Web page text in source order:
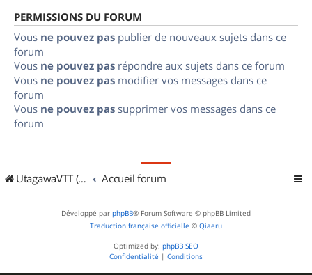
PERMISSIONS DU FORUM
Vous ne pouvez pas publier de nouveaux sujets dans ce
forum
Vous ne pouvez pas répondre aux sujets dans ce forum
Vous ne pouvez pas modifier vos messages dans ce
forum
Vous ne pouvez pas supprimer vos messages dans ce
forum
UtagawaVTT (Randos VTT et VTTAE avec traces GPS) Accueil forum
Développé par phpBB® Forum Software © phpBB Limited
Traduction française officielle © Qiaeru
Optimized by: phpBB SEO
Confidentialité | Conditions